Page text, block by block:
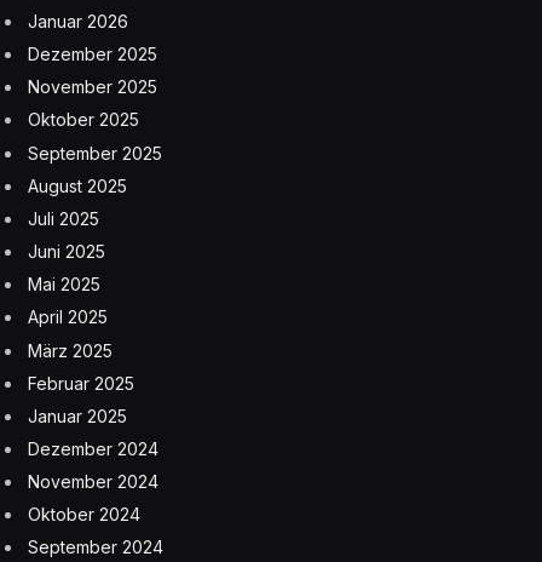
Januar 2026
Dezember 2025
November 2025
Oktober 2025
September 2025
August 2025
Juli 2025
Juni 2025
Mai 2025
April 2025
März 2025
Februar 2025
Januar 2025
Dezember 2024
November 2024
Oktober 2024
September 2024